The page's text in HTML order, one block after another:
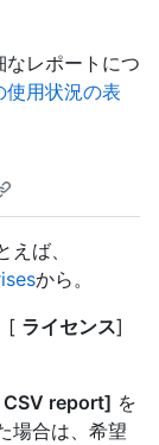
レポートにつ
用状況の表
ば、
から。
[ ライセンス]
report] を
場合は、希望